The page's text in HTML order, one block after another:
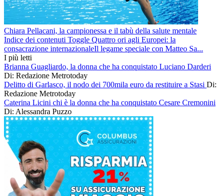
Chiara Pellacani, la campionessa e il tabù della salute mentale
Indice dei contenuti Toggle Quattro ori agli Europei: la
consacrazione internazionaleIl legame speciale con Matteo Sa...
I più letti
Brianna Guagliardo, la donna che ha conquistato Luciano Darderi
Di: Redazione Metrotoday
Delitto di Garlasco, il nodo dei 700mila euro da restituire a Stasi Di:
Redazione Metrotoday
Caterina Licini chi è la donna che ha conquistato Cesare Cremonini
Di: Alessandra Puzzo